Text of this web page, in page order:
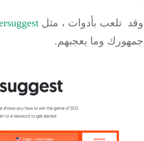
تلعب بأدوات، مثلUbersuggest
وما يعجبهم.